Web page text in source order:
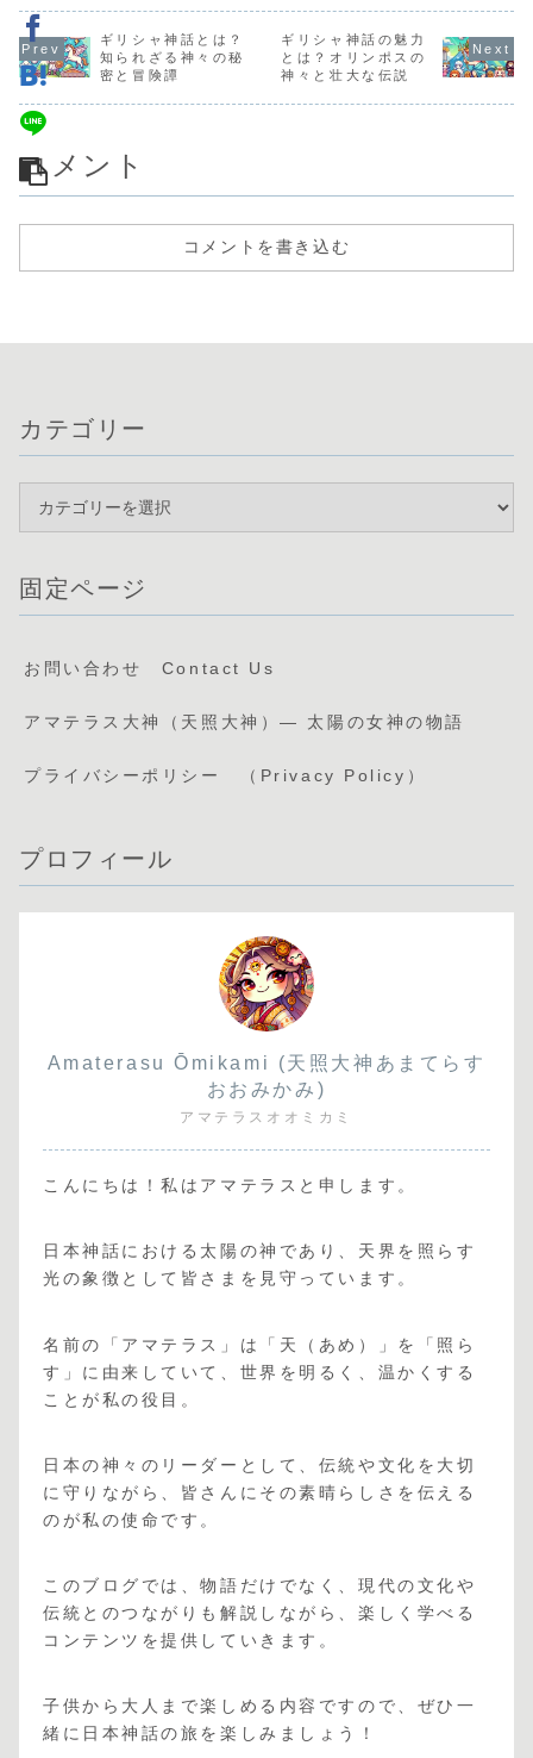
立、自然の秩序と
再生を巡るテーマ
を探ります。
雄が織り成す冒険
譚を紹介します。
とその教訓
ます。
ギリシャ神話とは？
知られざる神々の秘
密と冒険譚
ギリシャ神話の魅力
とは？オリンポスの
神々と壮大な伝説
コメント
コメントを書き込む
カテゴリー
固定ページ
お問い合わせ Contact Us
アマテラス大神（天照大神）— 太陽の女神の物語
プライバシーポリシー （Privacy Policy）
プロフィール
Amaterasu Ōmikami (天照大神あまてらす
おおみかみ)
アマテラスオオミカミ
こんにちは！私はアマテラスと申します。
日本神話における太陽の神であり、天界を照らす
光の象徴として皆さまを見守っています。
名前の「アマテラス」は「天（あめ）」を「照ら
す」に由来していて、世界を明るく、温かくする
ことが私の役目。
日本の神々のリーダーとして、伝統や文化を大切
に守りながら、皆さんにその素晴らしさを伝える
のが私の使命です。
このブログでは、物語だけでなく、現代の文化や
伝統とのつながりも解説しながら、楽しく学べる
コンテンツを提供していきます。
子供から大人まで楽しめる内容ですので、ぜひ一
緒に日本神話の旅を楽しみましょう！